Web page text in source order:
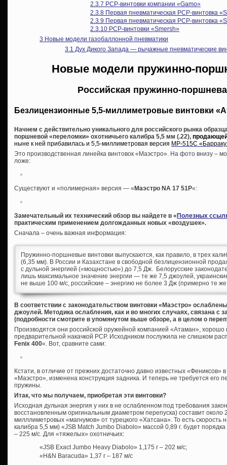
2.3.7 PCP-винтовки компании «Gamo»
2.3.8 Первая пневматическая PCP-винтовка
2.3.9 Первая пневматическая PCP-винтовка
2.3.10 PCP-винтовки «Smersh»
3 Новые модели газобаллонной пневматики
3.1 Дух Дикого Запада — рычажные пневматические
Новые модели пружинно-
Российская пружинно-
Безлицензионные 5,5-миллиметровые винтовки
Начнем с действительно уникального для российского рынка
поршневой «переломки» охотничьего калибра 5,5 мм (.22),
ныне к ней прибавилась и 5,5-миллиметровая версия МР-515С
Это производственная линейка винтовок «Маэстро». На фото внизу –
ложе:
Существуют и «полимерная» версия — « Маэстро NA 17 51P«:
Замечательный их технический обзор вы найдете в « Полезных
практическим применением долгожданных новых «воздушек».
Сначала – очень важная информация:
Пружинно-поршневые винтовки выпускаются, как правило, в трех
(6,35 мм). В России и Казахстане в свободной безлицензионной
с дульной энергией («мощностью») до 7,5 Дж. Белорусские
лишь максимальное значение энергии — те же 7,5 джоулей,
не выше 100 м/с, российские – энергию не более 3 Дж (примерно те
В соответствии с законодательством винтовки «Маэстро»
джоулей. Методика ослабления, как и во многих случаях, связана с
(подробности смотрите в упомянутом выше обзоре, а в целом о
Производятся они российской оружейной компанией «Атаман»,
предварительной накачкой PCP. Исходником послужила не слишком
Fenix 400«. Вот, сравните сами:
Кстати, в отличие от прежних достаточно давно известных «Фениксов»
«Маэстро», изменена конструкция задника. И теперь не требуется его
пружины.
Итак, что мы получаем, приобретая эти винтовки?
Исходная дульная энергия у них в не ослабленном под требования
восстановленным оригинальным диаметром перепуска) составит
милллиметровых «магнумов» от турецкого «Хатсана». То есть скорость
калибра 5,5 мм) «JSB Match Jumbo Diabolo» массой 0,89 г. будет
– 225 м/с. Для «тяжелых» охотничьих:
«JSB Exact Jumbo Heavy Diabolo» 1,175 г – 202 м/с;
«H&N Baracuda» 1,37 г – 187 м/с